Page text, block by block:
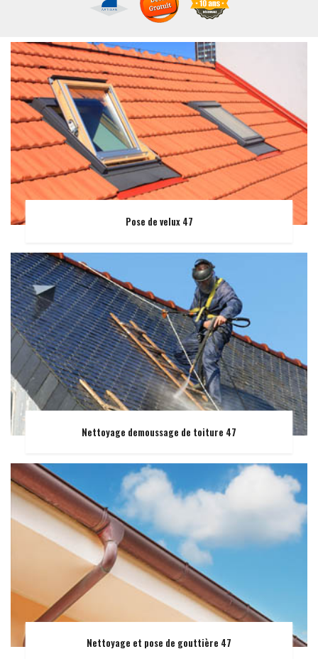
Pose de velux 47
Nettoyage demoussage de toiture 47
Nettoyage et pose de gouttière 47